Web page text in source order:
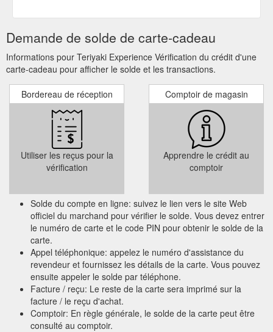
Demande de solde de carte-cadeau
Informations pour Teriyaki Experience Vérification du crédit d'une
carte-cadeau pour afficher le solde et les transactions.
Bordereau de réception
Utiliser les reçus pour la
vérification
Comptoir de magasin
Apprendre le crédit au
comptoir
Solde du compte en ligne: suivez le lien vers le site Web
officiel du marchand pour vérifier le solde. Vous devez entrer
le numéro de carte et le code PIN pour obtenir le solde de la
carte.
Appel téléphonique: appelez le numéro d'assistance du
revendeur et fournissez les détails de la carte. Vous pouvez
ensuite appeler le solde par téléphone.
Facture / reçu: Le reste de la carte sera imprimé sur la
facture / le reçu d'achat.
Comptoir: En règle générale, le solde de la carte peut être
consulté au comptoir.